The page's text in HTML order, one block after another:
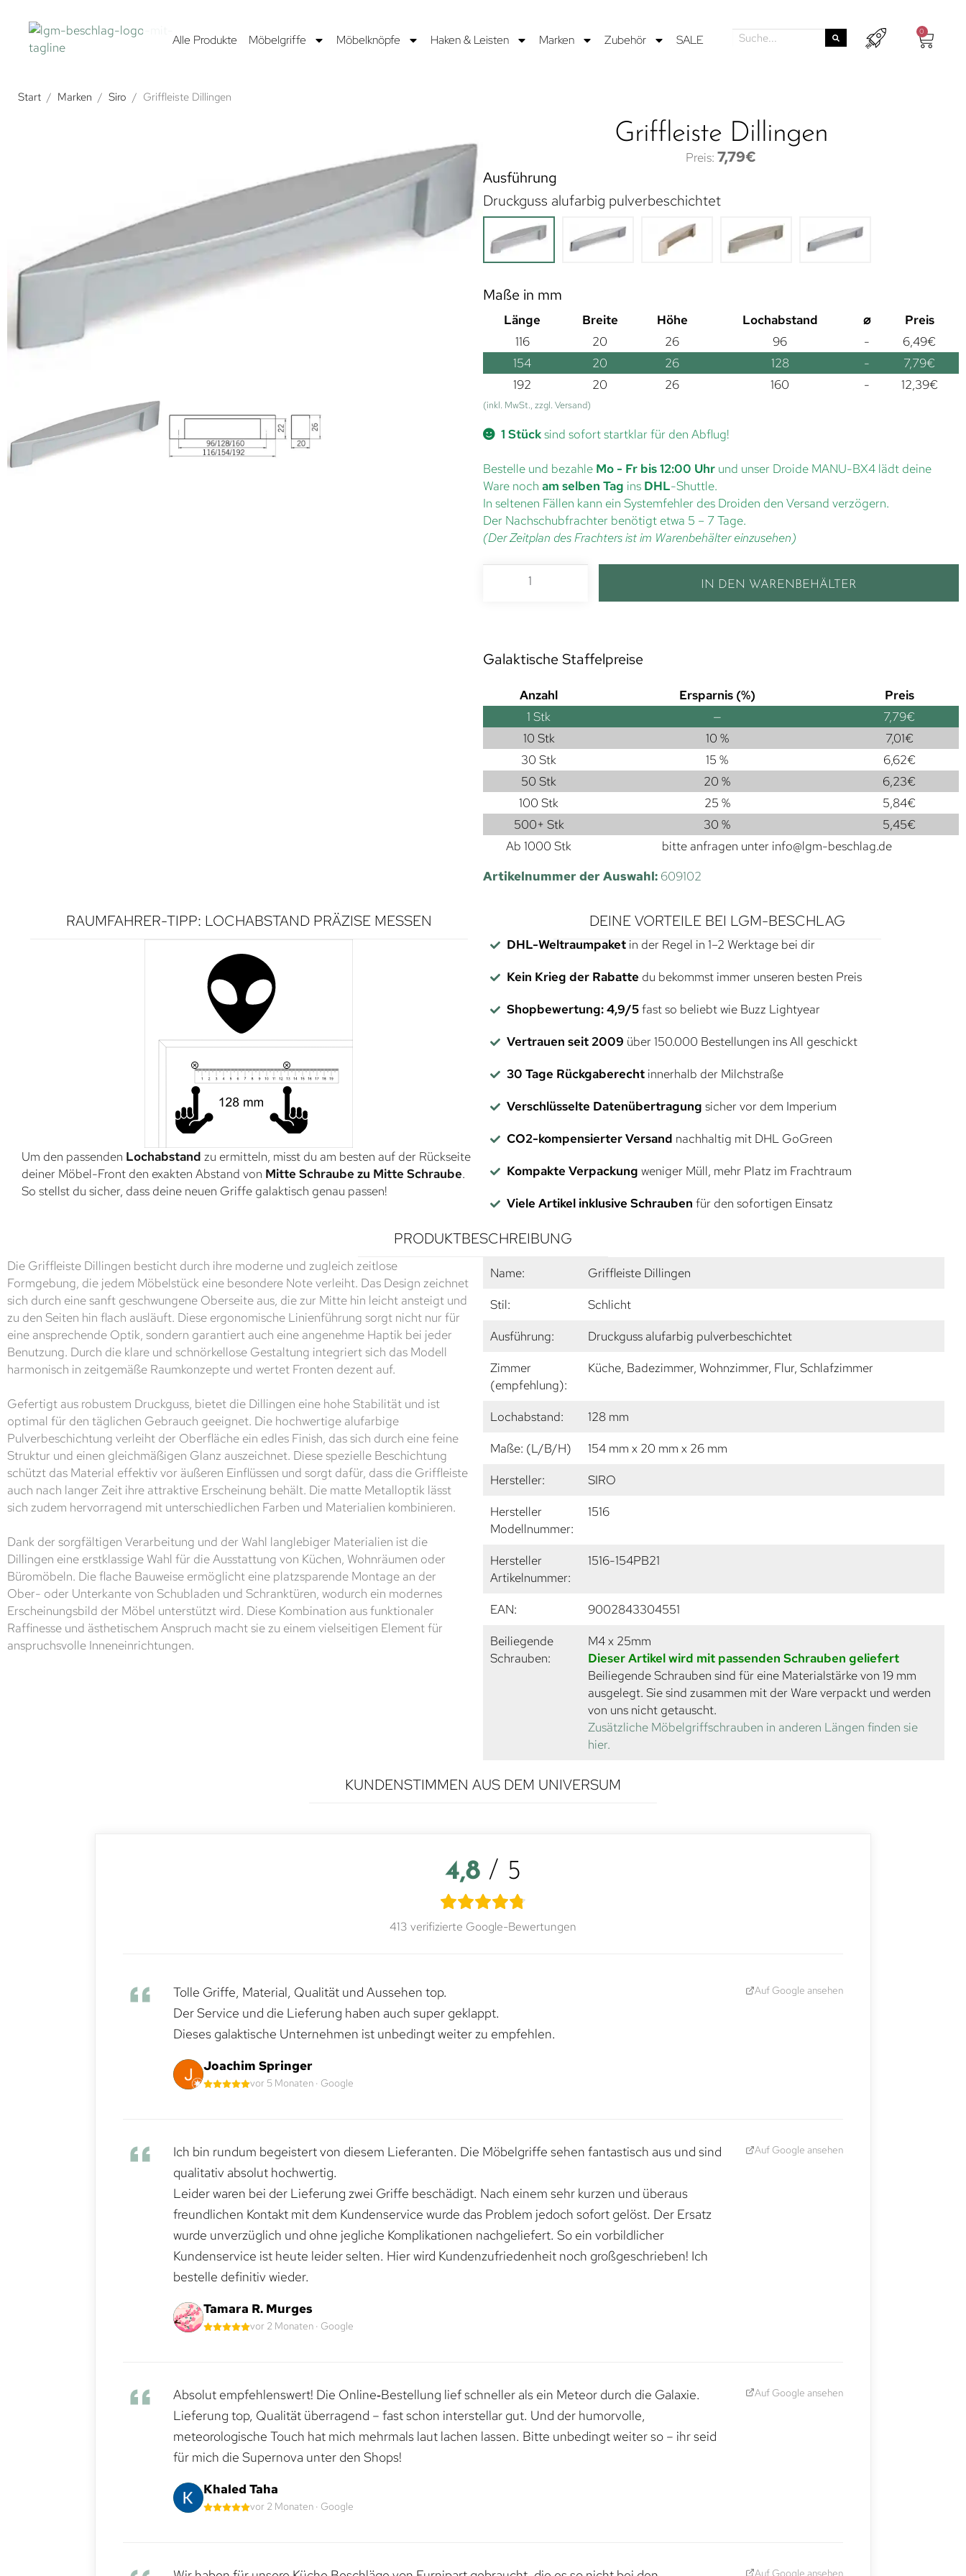
Alle Produkte Möbelgriffe Möbelknöpfe Haken & Leisten Marken Zubehör SALE
0
Start / Marken / Siro / Griffleiste Dillingen
Griffleiste Dillingen
7,79€
Ausführung
Druckguss alufarbig pulverbeschichtet
Maße in mm
Länge Breite Höhe Lochabstand ⌀
Preis
116
20 26 96 - 6,49€
154
20 26 128 - 7,79€
192
20 26 160 - 12,39€
(inkl. MwSt., zzgl. Versand)
1 Stücksind sofort startklar für den Abflug!
Bestelle und bezahle Mo - Fr bis 12:00 Uhr und unser Droide MANU-BX4 lädt deine
Ware noch am selben Tag ins DHL-Shuttle.
In seltenen Fällen kann ein Systemfehler des Droiden den Versand verzögern.
Der Nachschubfrachter benötigt etwa 5 – 7 Tage.
(Der Zeitplan des Frachters ist im Warenbehälter einzusehen)
IN DEN WARENBEHÄLTER
Galaktische Staffelpreise
Anzahl Ersparnis (%)
Preis
1 Stk — 7,79€
10 Stk
10 % 7,01€
30 Stk
15 % 6,62€
50 Stk
20 % 6,23€
100 Stk
25 % 5,84€
500+ Stk
30 % 5,45€
Ab 1000 Stk
bitte anfragen unter info@lgm-beschlag.de
Artikelnummer der Auswahl: 609102
RAUMFAHRER-TIPP: LOCHABSTAND PRÄZISE MESSEN
Um den passenden Lochabstand zu ermitteln, misst du am besten auf der Rückseite
deiner Möbel-Front den exakten Abstand von Mitte Schraube zu Mitte Schraube.
So stellst du sicher, dass deine neuen Griffe galaktisch genau passen!
DEINE VORTEILE BEI LGM-BESCHLAG
DHL-Weltraumpaketin der Regel in 1–2 Werktage bei dir
Kein Krieg der Rabatte du bekommst immer unseren besten Preis
Shopbewertung: 4,9/5fast so beliebt wie Buzz Lightyear
Vertrauen seit 2009 über 150.000 Bestellungen ins All geschickt
30 Tage Rückgaberechtinnerhalb der Milchstraße
Verschlüsselte Datenübertragung sicher vor dem Imperium
CO2-kompensierter Versand nachhaltig mit DHL GoGreen
Kompakte Verpackung weniger Müll, mehr Platz im Frachtraum
Viele Artikel inklusive Schrauben für den sofortigen Einsatz
PRODUKTBESCHREIBUNG
Die Griffleiste Dillingen besticht durch ihre moderne und zugleich zeitlose
Formgebung, die jedem Möbelstück eine besondere Note verleiht. Das Design zeichnet
sich durch eine sanft geschwungene Oberseite aus, die zur Mitte hin leicht ansteigt und
zu den Seiten hin flach ausläuft. Diese ergonomische Linienführung sorgt nicht nur für
eine ansprechende Optik, sondern garantiert auch eine angenehme Haptik bei jeder
Benutzung. Durch die klare und schnörkellose Gestaltung integriert sich das Modell
harmonisch in zeitgemäße Raumkonzepte und wertet Fronten dezent auf.
Gefertigt aus robustem Druckguss, bietet die Dillingen eine hohe Stabilität und ist
optimal für den täglichen Gebrauch geeignet. Die hochwertige alufarbige
Pulverbeschichtung verleiht der Oberfläche ein edles Finish, das sich durch eine feine
Struktur und einen gleichmäßigen Glanz auszeichnet. Diese spezielle Beschichtung
schützt das Material effektiv vor äußeren Einflüssen und sorgt dafür, dass die Griffleiste
auch nach langer Zeit ihre attraktive Erscheinung behält. Die matte Metalloptik lässt
sich zudem hervorragend mit unterschiedlichen Farben und Materialien kombinieren.
Dank der sorgfältigen Verarbeitung und der Wahl langlebiger Materialien ist die
Dillingen eine erstklassige Wahl für die Ausstattung von Küchen, Wohnräumen oder
Büromöbeln. Die flache Bauweise ermöglicht eine platzsparende Montage an der
Ober- oder Unterkante von Schubladen und Schranktüren, wodurch ein modernes
Erscheinungsbild der Möbel unterstützt wird. Diese Kombination aus funktionaler
Raffinesse und ästhetischem Anspruch macht sie zu einem vielseitigen Element für
anspruchsvolle Inneneinrichtungen.
Name:
Griffleiste Dillingen
Stil:
Schlicht
Ausführung:
Druckguss alufarbig pulverbeschichtet
Zimmer
(empfehlung):
Küche, Badezimmer, Wohnzimmer, Flur, Schlafzimmer
Lochabstand:
128 mm
Maße: (L/B/H)
154 mm x 20 mm x 26 mm
Hersteller:
SIRO
Hersteller
Modellnummer:
1516
Hersteller
Artikelnummer:
1516-154PB21
EAN:
9002843304551
Beiliegende
Schrauben:
M4 x 25mm
Dieser Artikel wird mit passenden Schrauben geliefert
Beiliegende Schrauben sind für eine Materialstärke von 19 mm
ausgelegt. Sie sind zusammen mit der Ware verpackt und werden
von uns nicht getauscht.
Zusätzliche Möbelgriffschrauben in anderen Längen finden sie
hier.
KUNDENSTIMMEN AUS DEM UNIVERSUM
4,8 / 5
413 verifizierte Google-Bewertungen
Tolle Griffe, Material, Qualität und Aussehen top.
Der Service und die Lieferung haben auch super geklappt.
Dieses galaktische Unternehmen ist unbedingt weiter zu empfehlen.
Joachim Springer
vor 5 Monaten · Google
Auf Google ansehen
Ich bin rundum begeistert von diesem Lieferanten. Die Möbelgriffe sehen fantastisch aus und sind
qualitativ absolut hochwertig.
Leider waren bei der Lieferung zwei Griffe beschädigt. Nach einem sehr kurzen und überaus
freundlichen Kontakt mit dem Kundenservice wurde das Problem jedoch sofort gelöst. Der Ersatz
wurde unverzüglich und ohne jegliche Komplikationen nachgeliefert. So ein vorbildlicher
Kundenservice ist heute leider selten. Hier wird Kundenzufriedenheit noch großgeschrieben! Ich
bestelle definitiv wieder.
Tamara R. Murges
vor 2 Monaten · Google
Auf Google ansehen
Absolut empfehlenswert! Die Online‑Bestellung lief schneller als ein Meteor durch die Galaxie.
Lieferung top, Qualität überragend – fast schon interstellar gut. Und der humorvolle,
meteorologische Touch hat mich mehrmals laut lachen lassen. Bitte unbedingt weiter so – ihr seid
für mich die Supernova unter den Shops!
Khaled Taha
vor 2 Monaten · Google
Auf Google ansehen
Auf Google ansehen